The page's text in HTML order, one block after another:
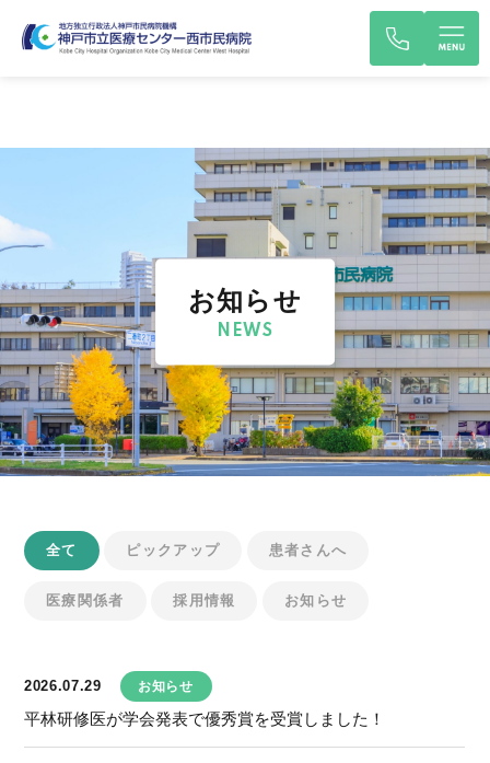
お知らせ
NEWS
全て ピックアップ 患者さんへ
医療関係者 採用情報 お知らせ
2026.07.29 お知らせ
平林研修医が学会発表で優秀賞を受賞しました！